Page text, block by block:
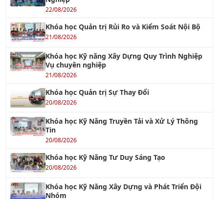
Khóa học Quản trị Rủi Ro và Kiểm Soát Nội Bộ
Khóa học Kỹ năng Xây Dựng Quy Trình Nghiệp
21/08/2026
Khóa học Quản trị Sự Thay Đổi
Khóa học Kỹ Năng Truyền Tải và Xử Lý Thông
20/08/2026
Khóa học Kỹ Năng Tư Duy Sáng Tạo
Khóa học Kỹ Năng Xây Dựng và Phát Triển Đội
20/08/2026